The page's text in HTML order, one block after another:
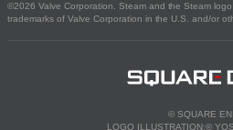
©2026 Valve Corporation. Steam and the Steam
trademarks of Valve Corporation in the U.S. and/or
© SQUARE
LOGO ILLUSTRATION:©